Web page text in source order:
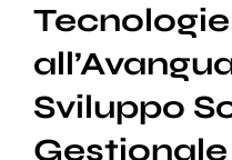
Tecnologie
Sviluppo